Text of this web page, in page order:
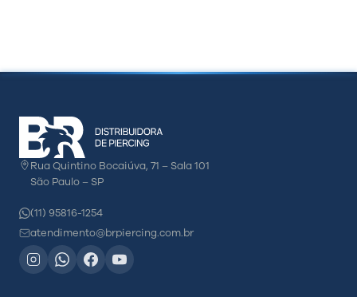
Rua Quintino Bocaiúva, 71 – Sala 101
São Paulo – SP
(11) 95816-1254
atendimento@brpiercing.com.br